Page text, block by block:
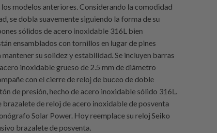
modelos anteriores. Considerando la comodidad
se dobla suavemente siguiendo la forma de su
sólidos de acero inoxidable 316L bien
ensamblados con tornillos en lugar de pines
mantener su solidez y estabilidad. Se incluyen barras
inoxidable grueso de 2.5 mm de diámetro
con el cierre de reloj de buceo de doble
de presión, hecho de acero inoxidable sólido 316L.
de reloj de acero inoxidable de posventa
Solar Power. Hoy reemplace su reloj Seiko
brazalete de posventa.